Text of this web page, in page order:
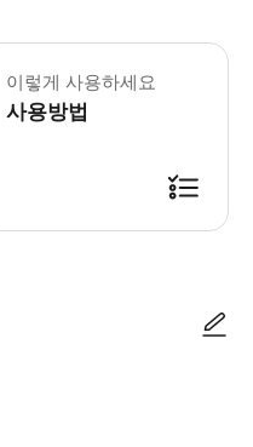
이렇게 사용하세요
사용방법